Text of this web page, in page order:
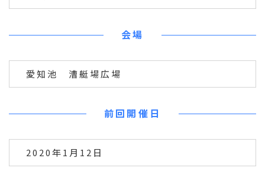
会場
愛知池 漕艇場広場
前回開催日
2020年1月12日